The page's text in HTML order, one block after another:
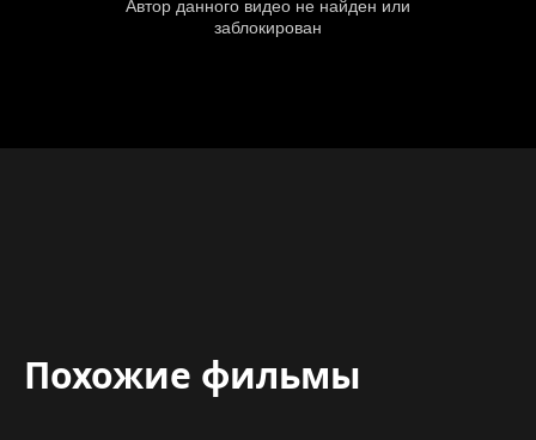
Похожие фильмы